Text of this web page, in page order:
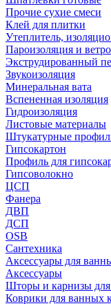
Прочие сухие смеси
Клей для плитки
Утеплитель,
Пароизоляция и
Экструдированный
Звукоизоляция
Минеральная вата
Вспененная изоляция
Гидроизоляция
Листовые материалы
Штукатурные
Гипсокартон
Профиль для
Гипсоволокно
ЦСП
Фанера
ДВП
ДСП
OSB
Сантехника
Аксессуары для
Аксессуары
Шторы и карнизы для
Коврики для ванных